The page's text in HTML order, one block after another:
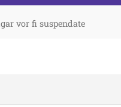
vor fi suspendate